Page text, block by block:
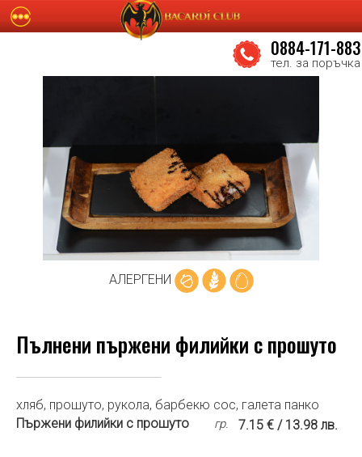
0884-171-883
тел. за поръчка
АЛЕРГЕНИ
Пълнени пържени филийки с прошуто
хляб, прошуто, рукола, барбекю сос, галета панко
Пържени филийки с прошуто
гр. 7.15 € / 13.98 лв.